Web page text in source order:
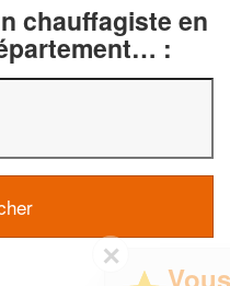
chauffagiste en
: